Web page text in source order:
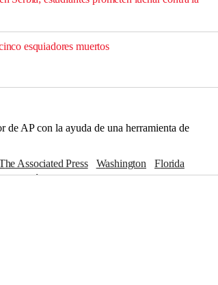
esquiadores muertos
de AP con la ayuda de una herramienta de
The Associated Press Washington
Florida
Berlín